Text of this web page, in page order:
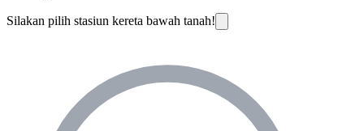
Silakan pilih stasiun kereta bawah tanah!